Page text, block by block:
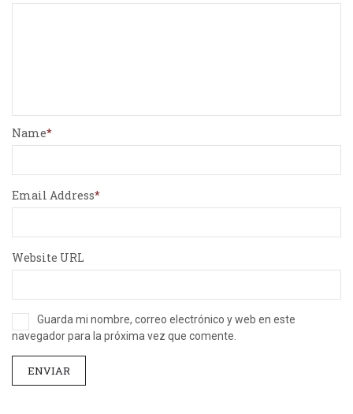
Name
Email Address
Website URL
Guarda mi nombre, correo electrónico y web en este
navegador para la próxima vez que comente.